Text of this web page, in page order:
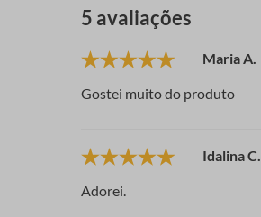
5 avaliações
Maria A.
Gostei muito do produto
Idalina C.
Adorei.